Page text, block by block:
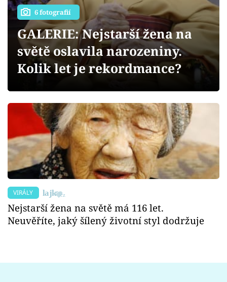
Videa
Sledujte prima+
Sledujte nás
6 fotografií
GALERIE: Nejstarší žena na
světě oslavila narozeniny.
Kolik let je rekordmance?
VIRÁLY
Nejstarší žena na světě má 116 let.
Neuvěříte, jaký šílený životní styl dodržuje